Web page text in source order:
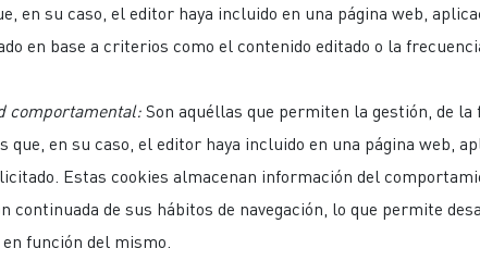
en su caso, el editor haya incluido en una página web,
en base a criterios como el contenido editado o la
comportamental: Son aquéllas que permiten la gestión, de
en su caso, el editor haya incluido en una página web,
Estas cookies almacenan información del
continuada de sus hábitos de navegación, lo que permite
función del mismo.